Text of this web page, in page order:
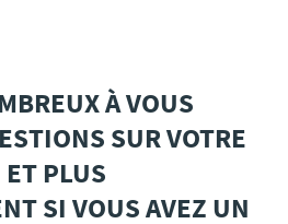
À VOUS
SUR VOTRE
PLUS
SI VOUS AVEZ UN